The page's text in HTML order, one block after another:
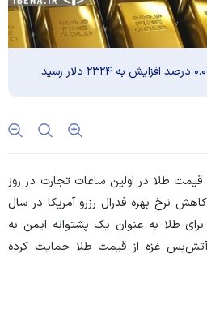
قیمت طلا در اولین ساعات تجارت در روز
نرخ بهره فدرال رزرو آمریکا در سال
طلا به عنوان یک پشتوانه ایمن به
غزه از قیمت طلا حمایت کرده